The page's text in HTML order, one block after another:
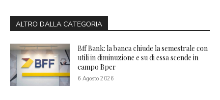
ALTRO DALLA CATEGORIA
Bff Bank: la banca chiude la semestrale con
utili in diminuzione e su di essa scende in
campo Bper
6 Agosto 2026